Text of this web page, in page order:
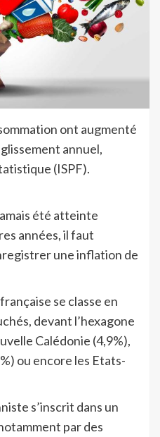
ont augmenté
annuel,
(ISPF).
été atteinte
années, il faut
une inflation de
se classe en
devant l’hexagone
Calédonie (4,9%),
ou encore les Etats-
s’inscrit dans un
par des